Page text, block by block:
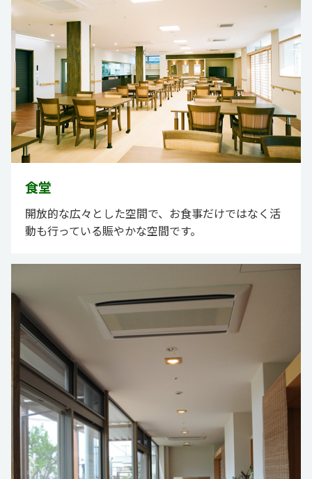
食堂
開放的な広々とした空間で、お食事だけではなく活
動も行っている賑やかな空間です。